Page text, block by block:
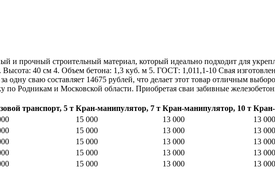
и прочный строительный материал, который идеально подходит для
40 см 4. Объем бетона: 1,3 куб. м 5. ГОСТ: 1,011,1-10 Свая
одну сваю составляет 14675 рублей, что делает этот товар отличным
по Родникам и Московской области. Приобретая сваи забивные
транспорт, 5 т Кран-манипулятор, 7 т Кран-манипулятор, 10 т
15 000 13 000 13 000
15 000 13 000 13 000
15 000 13 000 13 000
15 000 13 000 13 000
15 000 13 000 13 000